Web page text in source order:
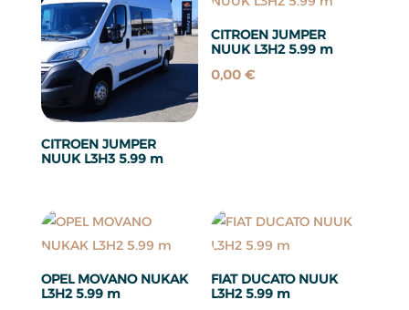
CITROEN JUMPER
NUUK L3H3 5.99 m
CITROEN JUMPER
NUUK L3H2 5.99 m
0,00€
OPEL MOVANO NUKAK
L3H2 5.99 m
FIAT DUCATO NUUK
L3H2 5.99 m